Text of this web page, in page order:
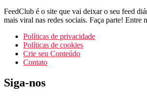
FeedClub é o site que vai deixar o seu feed
mais viral nas redes sociais. Faça parte! Entre
Políticas de privacidade
Políticas de cookies
Crie seu Conteúdo
Contato
Siga-nos